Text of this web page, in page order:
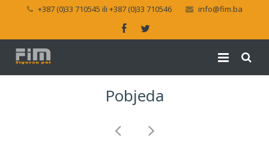
+387 (0)33 710545 ili +387 (0)33 710546 info@fim.ba
Pobjeda